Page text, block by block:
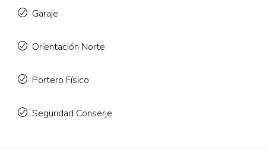
Garaje
Orientación Norte
Portero Físico
Seguridad Conserje